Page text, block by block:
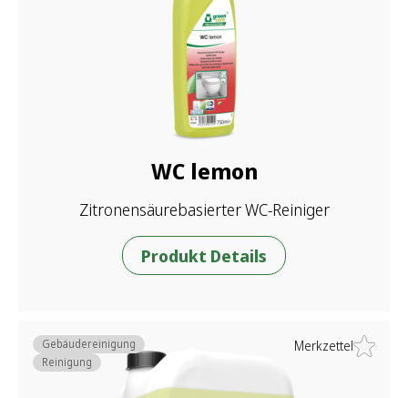
WC lemon
Zitronensäurebasierter WC-Reiniger
Produkt Details
Merkzettel
Gebäudereinigung
Reinigung